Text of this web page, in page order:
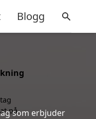
Blogg
som erbjuder
på